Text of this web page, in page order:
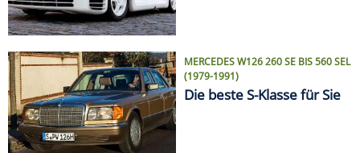
MERCEDES W126 260 SE BIS 560 SEL
(1979-1991)
Die beste S-Klasse für Sie